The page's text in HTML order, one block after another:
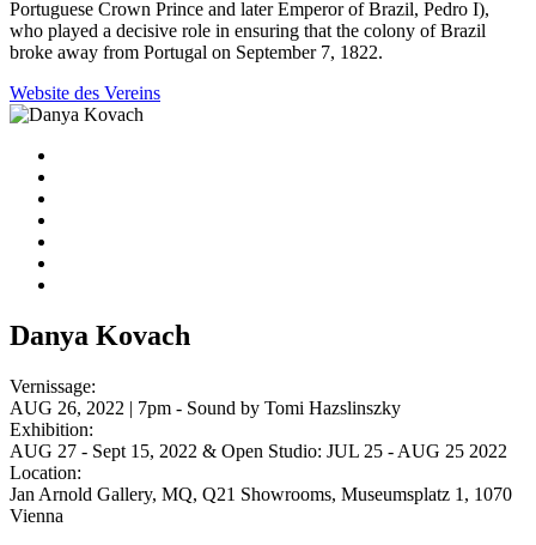
Portuguese Crown Prince and later Emperor of Brazil, Pedro I),
who played a decisive role in ensuring that the colony of Brazil
broke away from Portugal on September 7, 1822.
Website des Vereins
Danya Kovach
Vernissage:
AUG 26, 2022 | 7pm - Sound by Tomi Hazslinszky
Exhibition:
AUG 27 - Sept 15, 2022 & Open Studio: JUL 25 - AUG 25 2022
Location:
Jan Arnold Gallery, MQ, Q21 Showrooms, Museumsplatz 1, 1070
Vienna